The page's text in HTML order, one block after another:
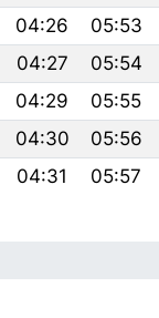
04:26 05:53
04:27 05:54
04:29 05:55
04:30 05:56
04:31 05:57